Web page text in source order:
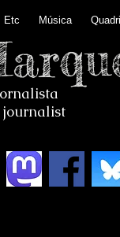
Etc Música
journalist